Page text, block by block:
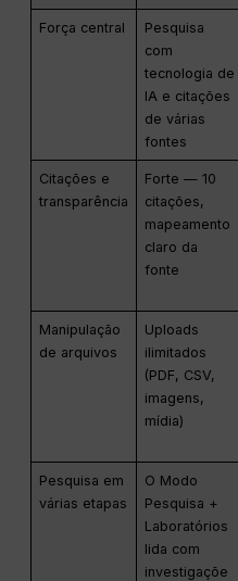
Força central
Pesquisa
com
tecnologia de
IA e citações
de várias
fontes
Citações e
transparência
Forte — 10
citações,
mapeamento
claro da
fonte
Manipulação
de arquivos
Uploads
ilimitados
(PDF, CSV,
imagens,
mídia)
Pesquisa em
várias etapas
O Modo
Pesquisa +
Laboratórios
lida com
investigaçõe